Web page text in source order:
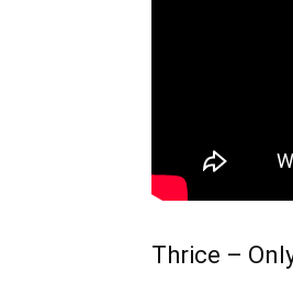
Thrice –